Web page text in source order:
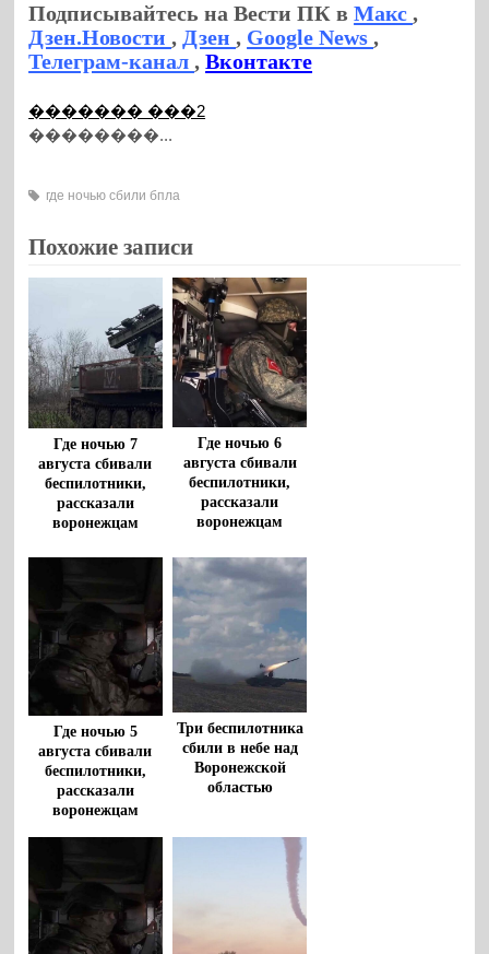
Подписывайтесь на Вести ПК вМакс,
Дзен.Новости, Дзен, Google News,
Телеграм-канал,Вконтакте
������� ���2
��������...
где ночью сбили бпла
Похожие записи
Где ночью 7
августа сбивали
беспилотники,
рассказали
воронежцам
Где ночью 6
августа сбивали
беспилотники,
рассказали
воронежцам
Где ночью 5
августа сбивали
беспилотники,
рассказали
воронежцам
Три беспилотника
сбили в небе над
Воронежской
областью